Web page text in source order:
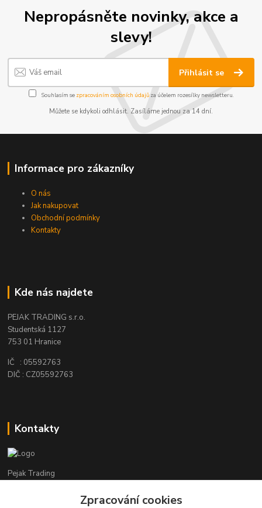
Nepropásněte novinky, akce a
slevy!
Přihlásit se
Souhlasím se zpracováním osobních údajůza účelem rozesílky newsletteru.
Můžete se kdykoli odhlásit. Zasíláme jednou za 14 dní.
Informace pro zákazníky
O nás
Jak nakupovat
Obchodní podmínky
Kontakty
Kde nás najdete
PEJAK TRADING s.r.o.
Studentská 1127
753 01 Hranice
IČ : 05592763
DIČ : CZ05592763
Kontakty
Pejak Trading
+ 420 724 280 132Zpracování cookies